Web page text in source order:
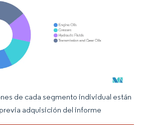
El uso requiere atribución según CC BY 4.0.
de cada segmento individual están
adquisición del informe